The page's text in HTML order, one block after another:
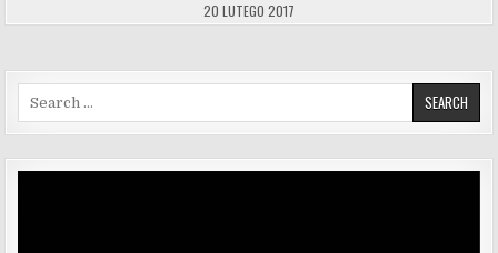
20 LUTEGO 2017
Search for: